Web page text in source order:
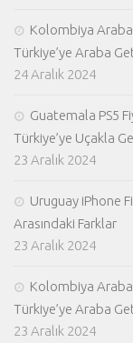
Kolombiya Araba
Türkiye’ye Araba
24 Aralık 2024
Guatemala PS5
Türkiye’ye Uçakla
23 Aralık 2024
Uruguay iPhone
Arasındaki Farklar
23 Aralık 2024
Kolombiya Araba
Türkiye’ye Araba
23 Aralık 2024